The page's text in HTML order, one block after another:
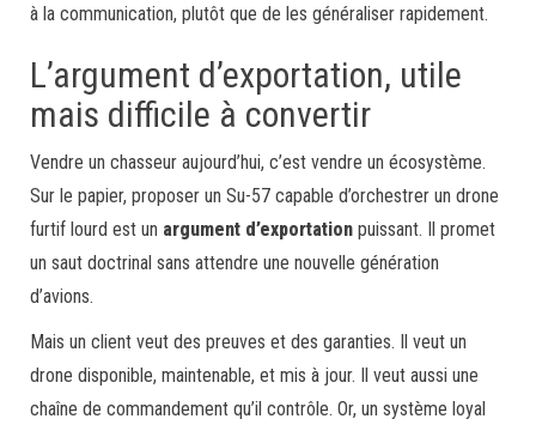
à la communication, plutôt que de les généraliser rapidement.
L’argument d’exportation, utile
mais difficile à convertir
Vendre un chasseur aujourd’hui, c’est vendre un écosystème.
Sur le papier, proposer un Su-57 capable d’orchestrer un drone
furtif lourd est un argument d’exportation puissant. Il promet
un saut doctrinal sans attendre une nouvelle génération
d’avions.
Mais un client veut des preuves et des garanties. Il veut un
drone disponible, maintenable, et mis à jour. Il veut aussi une
chaîne de commandement qu’il contrôle. Or, un système loyal